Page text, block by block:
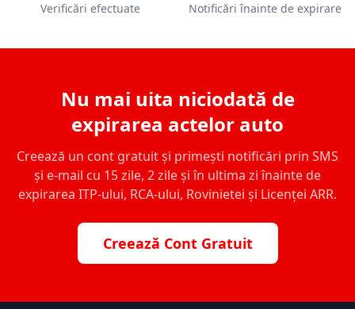
Verificări efectuate Notificări înainte de expirare
Nu mai uita niciodată de
expirarea actelor auto
Creează un cont gratuit și primești notificări prin SMS
și e-mail cu 15 zile, 2 zile și în ultima zi înainte de
expirarea ITP-ului, RCA-ului, Rovinietei și Licenței ARR.
Creează Cont Gratuit